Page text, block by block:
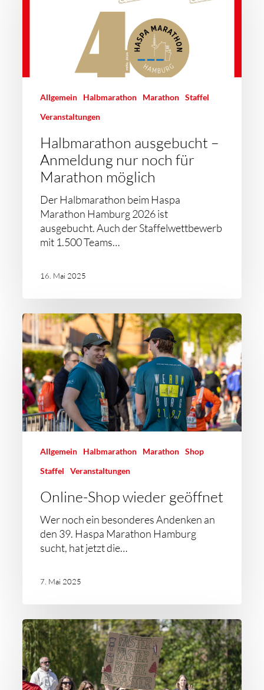
Allgemein Halbmarathon Marathon
Staffel
Veranstaltungen
Halbmarathon ausgebucht –
Anmeldung nur noch für
Marathon möglich
Der Halbmarathon beim Haspa
Marathon Hamburg 2026 ist
ausgebucht. Auch der Staffelwettbewerb
mit 1.500 Teams…
16. Mai 2025
Allgemein Halbmarathon Marathon
Shop
Staffel
Veranstaltungen
Online-Shop wieder geöffnet
Wer noch ein besonderes Andenken an
den 39. Haspa Marathon Hamburg
sucht, hat jetzt die…
7. Mai 2025